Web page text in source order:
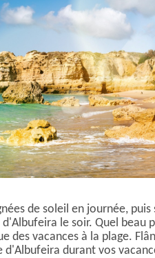
de soleil en journée,
le soir. Quel
des vacances à la plage.
durant vos